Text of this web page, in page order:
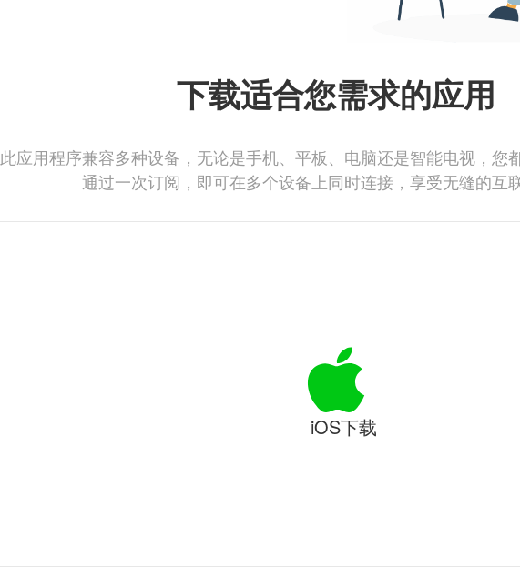
下载适合您需求的应用
此应用程序兼容多种设备，无论是手机、平板、电脑还是智能电视，您
通过一次订阅，即可在多个设备上同时连接，享受无缝的互联
iOS下载